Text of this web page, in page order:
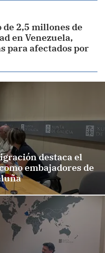
de 2,5 millones de
en Venezuela,
para afectados por
destaca el
embajadores de